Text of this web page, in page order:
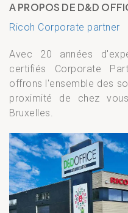
A PROPOS DE D&D
Ricoh Corporate partner
Avec 20 années
certifiés Corporate
offrons l'ensemble des
proximité de chez
Bruxelles.